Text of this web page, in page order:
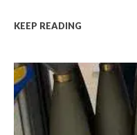
KEEP READING